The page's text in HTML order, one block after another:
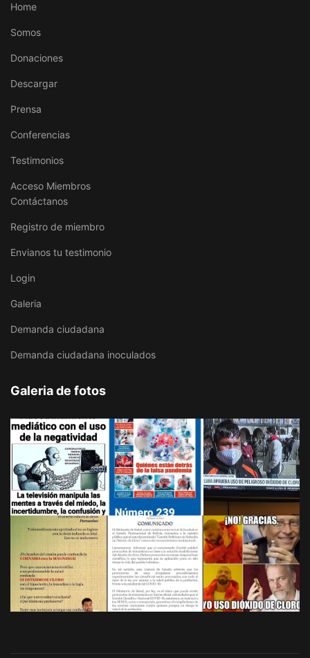
Home
Somos
Donaciones
Descargar
Prensa
Conferencias
Testimonios
Acceso Miembros
Contáctanos
Registro de miembro
Envianos tu testimonio
Login
Galeria
Demanda ciudadana
Demanda ciudadana inoculados
Galeria de fotos